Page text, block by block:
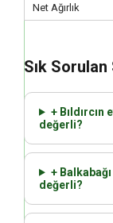
Net Ağırlık
Sık
+
değerli?
+
değerli?